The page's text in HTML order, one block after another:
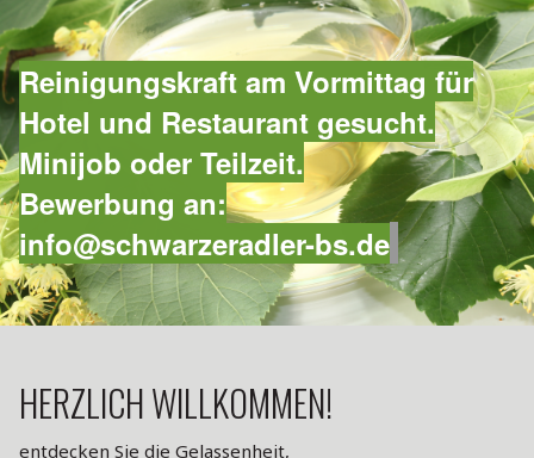
Reinigungskraft am Vormittag für
Hotel und Restaurant gesucht.
Minijob oder Teilzeit.
Bewerbung an:
info@schwarzeradler-bs.de
HERZLICH WILLKOMMEN!
entdecken Sie die Gelassenheit,